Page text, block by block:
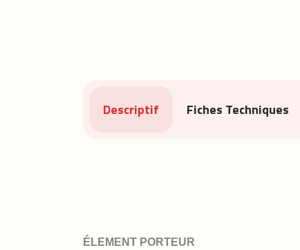
Descriptif Fiches Techniques
ÉLEMENT PORTEUR